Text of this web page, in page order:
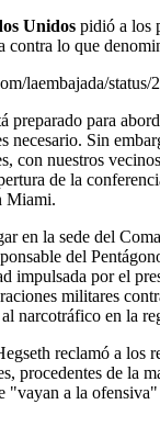
Unidos pidió a los
contra lo que
laembajada/
preparado para
necesario. Sin
con nuestros
de la
Miami.
en la sede del
del
impulsada por el
militares
narcotráfico en la
reclamó a los
procedentes de la
"vayan a la ofensiva"